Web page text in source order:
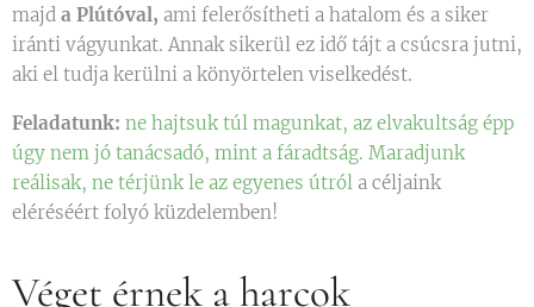
majd a Plútóval, ami felerősítheti a hatalom és a siker
iránti vágyunkat. Annak sikerül ez idő tájt a csúcsra jutni,
aki el tudja kerülni a könyörtelen viselkedést.
Feladatunk: ne hajtsuk túl magunkat, az elvakultság épp
úgy nem jó tanácsadó, mint a fáradtság. Maradjunk
reálisak, ne térjünk le az egyenes útról a céljaink
eléréséért folyó küzdelemben!
Véget érnek a harcok